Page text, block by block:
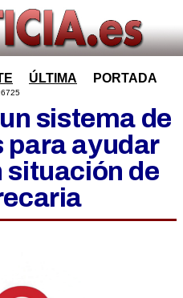
ÚLTIMA PORTADA
sistema de
ayudar
situación de